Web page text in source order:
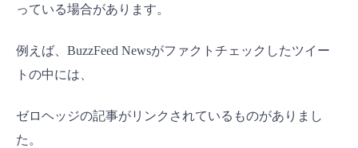
っている場合があります。
例えば、BuzzFeed Newsがファクトチェックしたツイー
トの中には、
ゼロヘッジの記事がリンクされているものがありまし
た。